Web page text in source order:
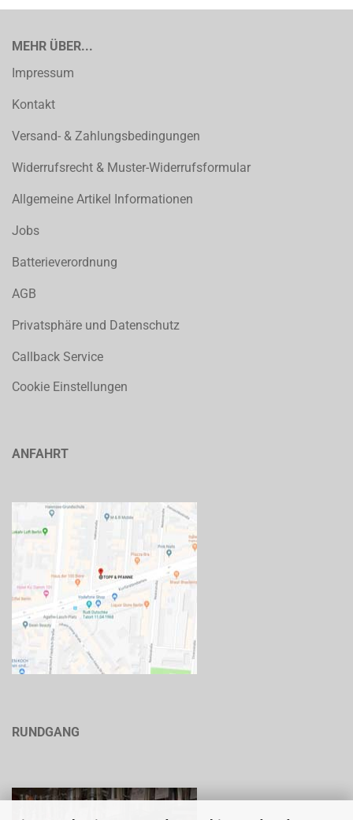
MEHR ÜBER...
Impressum
Kontakt
Versand- & Zahlungsbedingungen
Widerrufsrecht & Muster-Widerrufsformular
Allgemeine Artikel Informationen
Jobs
Batterieverordnung
AGB
Privatsphäre und Datenschutz
Callback Service
Cookie Einstellungen
ANFAHRT
RUNDGANG